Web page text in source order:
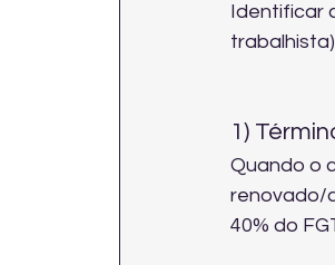
Identificar
1)
Quando o
renovado/
40% do